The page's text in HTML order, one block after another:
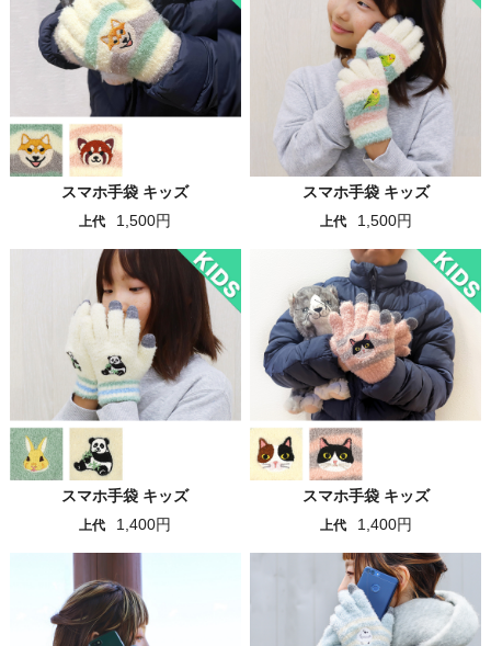
スマホ手袋 キッズ
上代 1,500円
スマホ手袋 キッズ
上代 1,500円
スマホ手袋 キッズ
上代 1,400円
スマホ手袋 キッズ
上代 1,400円